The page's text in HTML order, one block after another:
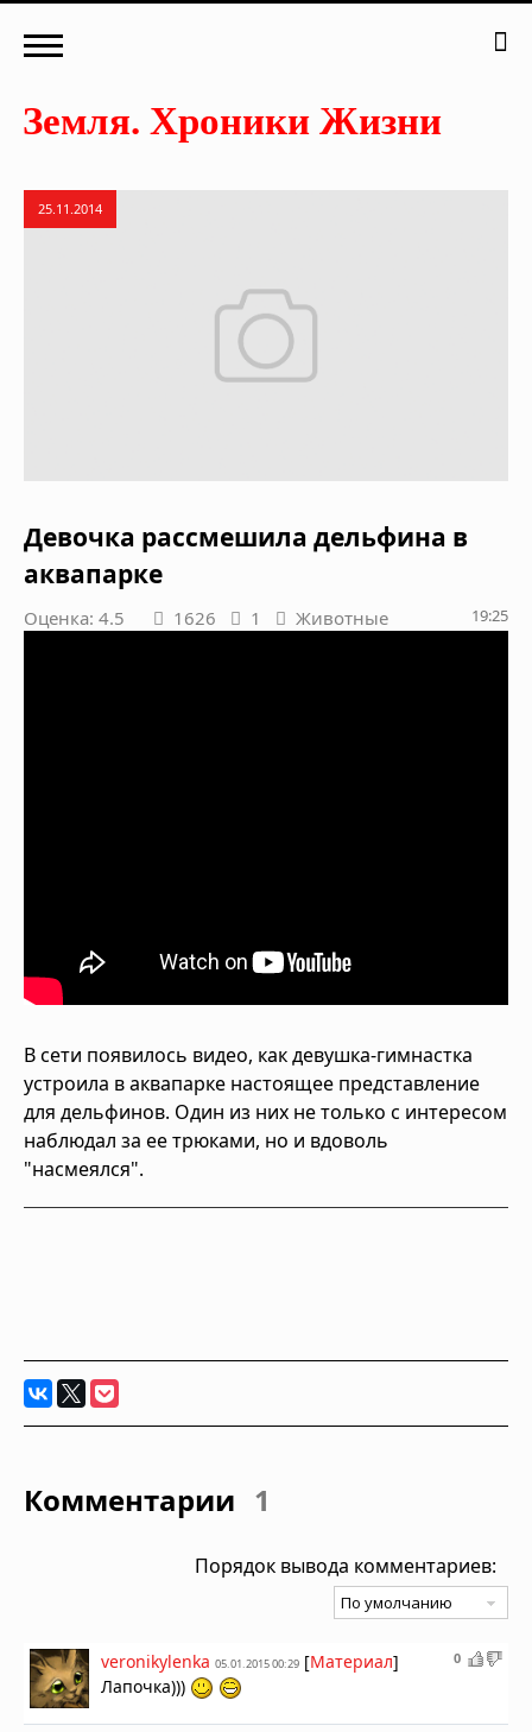
25.11.2014
Девочка рассмешила дельфина в
аквапарке
Оценка: 4.5 1626 1 Животные 19:25
В сети появилось видео, как девушка-гимнастка
устроила в аквапарке настоящее представление
для дельфинов. Один из них не только с интересом
наблюдал за ее трюками, но и вдоволь
"насмеялся".
Комментарии 1
Порядок вывода комментариев:
0
veronikylenka 05.01.2015 00:29 [Материал]
Лапочка)))